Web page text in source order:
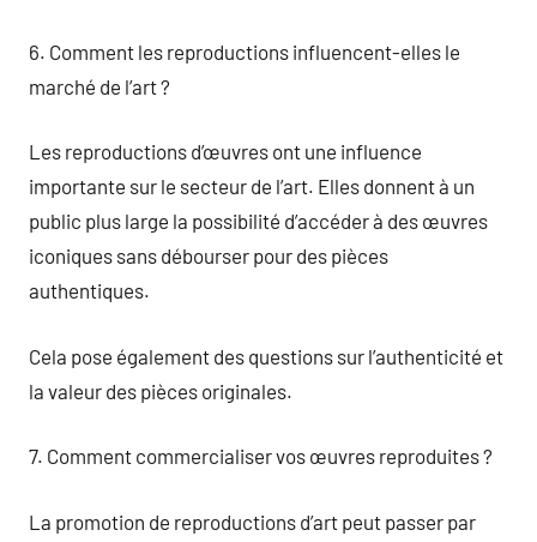
6. Comment les reproductions influencent-elles le
marché de l’art ?
Les reproductions d’œuvres ont une influence
importante sur le secteur de l’art. Elles donnent à un
public plus large la possibilité d’accéder à des œuvres
iconiques sans débourser pour des pièces
authentiques.
Cela pose également des questions sur l’authenticité et
la valeur des pièces originales.
7. Comment commercialiser vos œuvres reproduites ?
La promotion de reproductions d’art peut passer par